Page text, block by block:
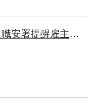
寒流影響戶外作業安全，職安署提醒雇主落實勞工防寒保護措施